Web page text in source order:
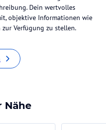
Dein wertvolles
objektive Informationen wie
Verfügung zu stellen.
Nähe